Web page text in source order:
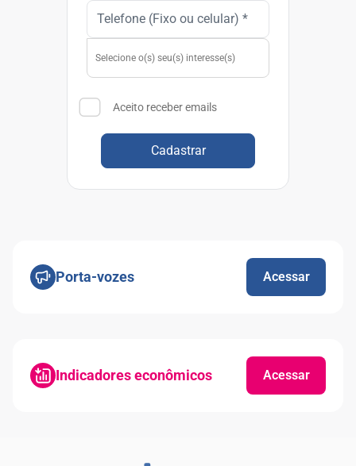
Aceito receber emails
Cadastrar
Porta-vozes Acessar
Indicadores econômicos Acessar